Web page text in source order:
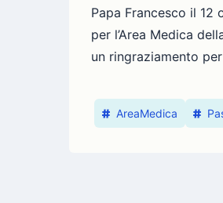
Papa Francesco il
per l’Area Medica
un ringraziamento
AreaMedica